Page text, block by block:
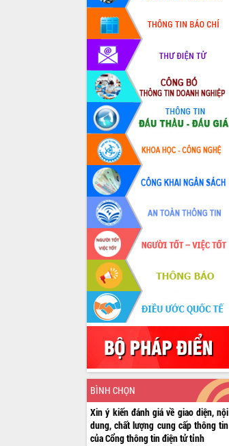
BÌNH CHỌN
Xin ý kiến đánh giá về giao diện, nội
dung, chất lượng cung cấp thông tin
của Cổng thông tin điện tử tỉnh